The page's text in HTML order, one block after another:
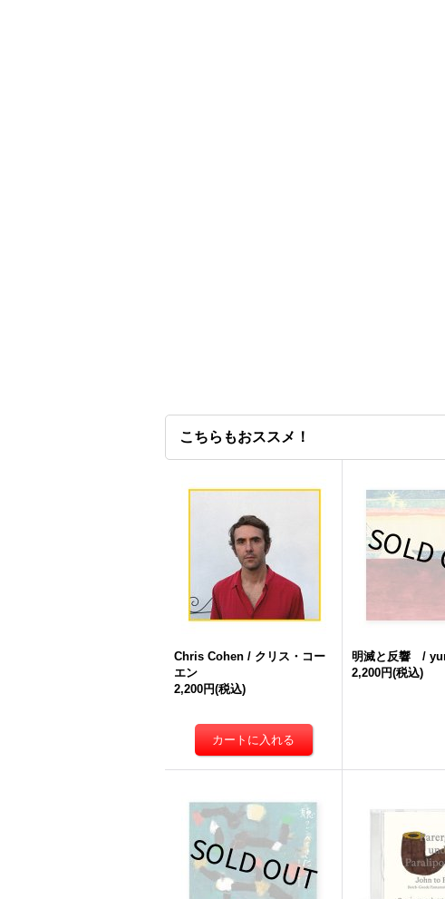
こちらもおススメ！
Chris Cohen / クリス・コー
エン
2,200円(税込)
明滅と反響 /
2,200円(税込)